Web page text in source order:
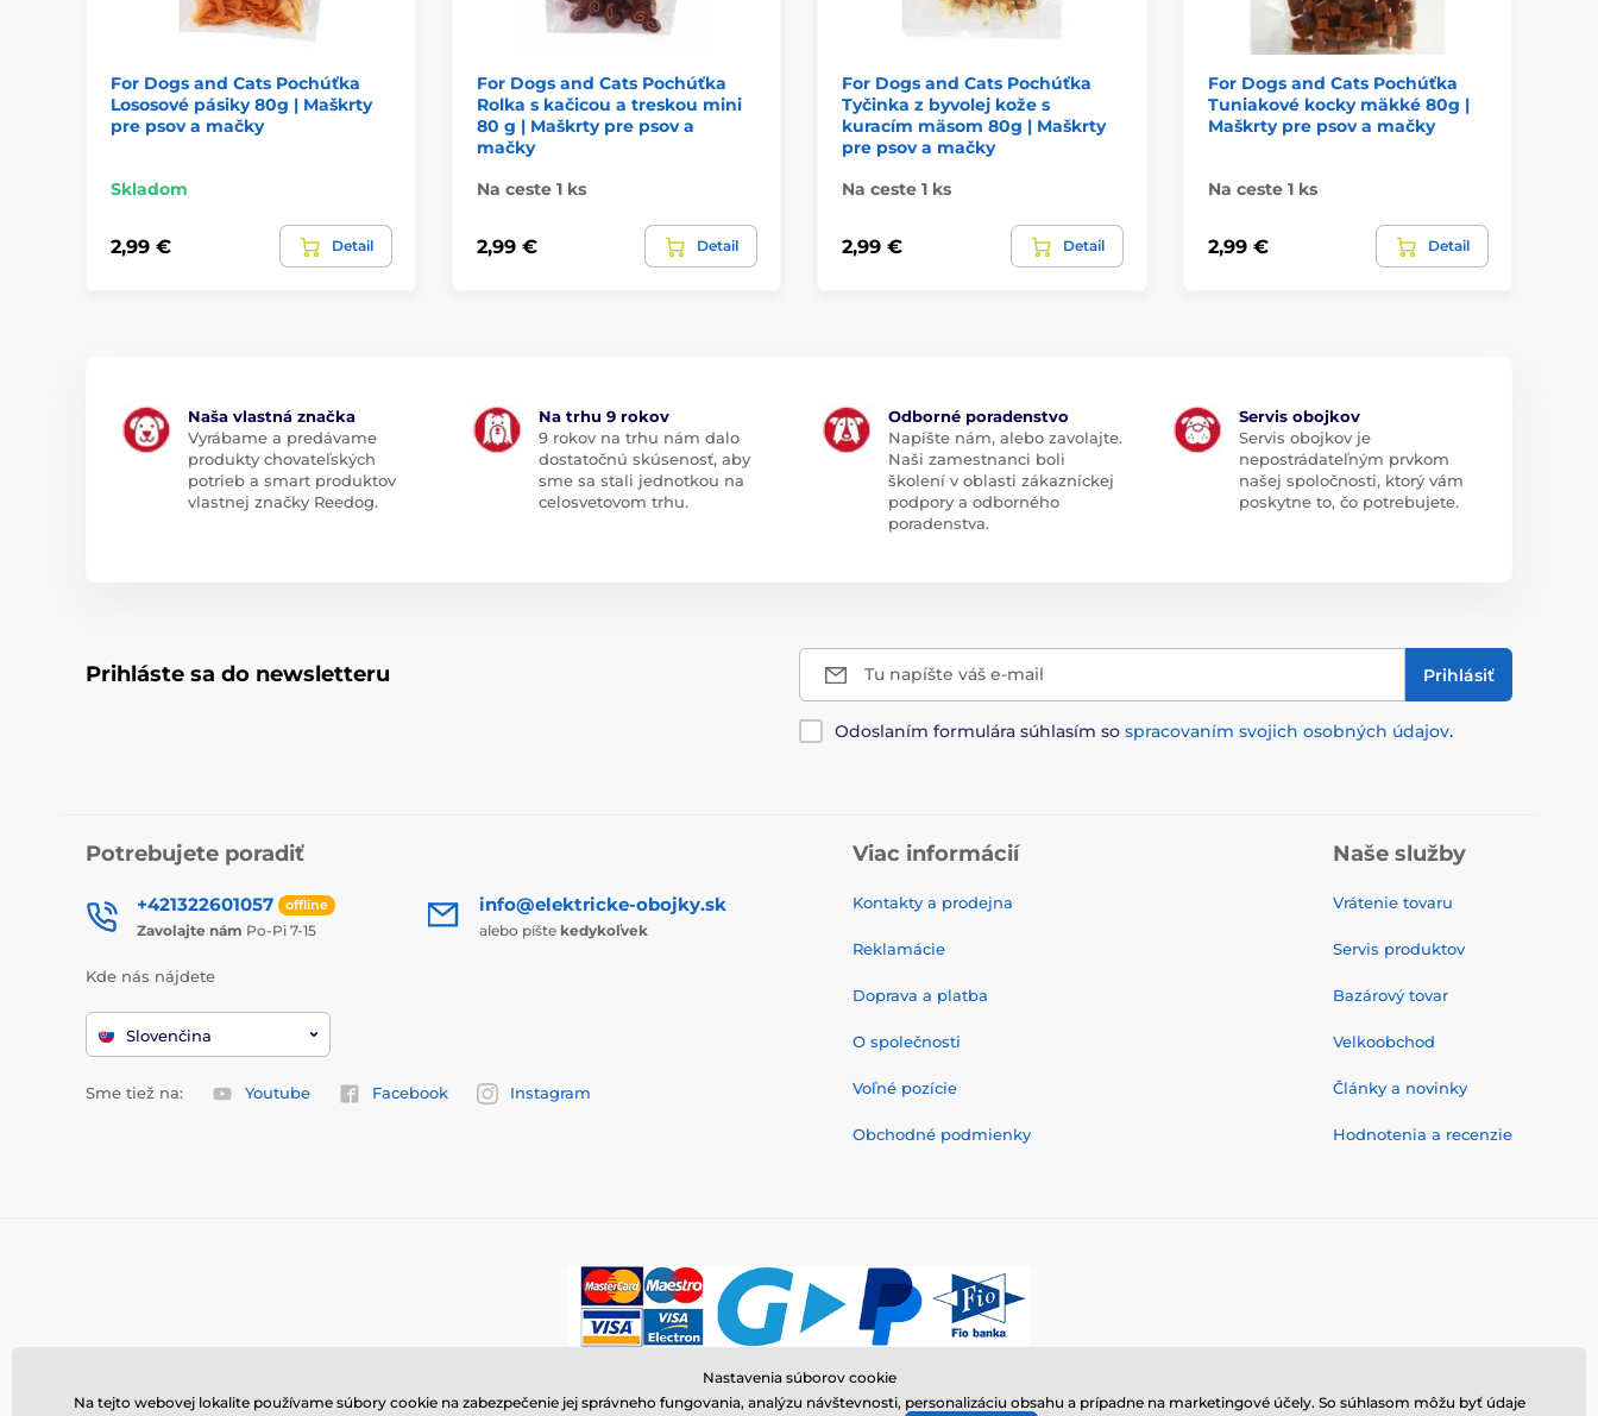
For Dogs and Cats Pochúťka
Lososové pásiky 80g | Maškrty
pre psov a mačky
Skladom
2,99 € Detail
For Dogs and Cats Pochúťka
Rolka s kačicou a treskou mini
80 g | Maškrty pre psov a
mačky
Na ceste 1 ks
2,99 € Detail
For Dogs and Cats Pochúťka
Tyčinka z byvolej kože s
kuracím mäsom 80g | Maškrty
pre psov a mačky
Na ceste 1 ks
2,99 € Detail
For Dogs and Cats Pochúťka
Tuniakové kocky mäkké 80g |
Maškrty pre psov a mačky
Na ceste 1 ks
2,99 € Detail
Naša vlastná značka
Vyrábame a predávame
produkty chovateľských
potrieb a smart produktov
vlastnej značky Reedog.
Na trhu 9 rokov
9 rokov na trhu nám dalo
dostatočnú skúsenosť, aby
sme sa stali jednotkou na
celosvetovom trhu.
Odborné poradenstvo
Napíšte nám, alebo zavolajte.
Naši zamestnanci boli
školení v oblasti zákazníckej
podpory a odborného
poradenstva.
Servis obojkov
Servis obojkov je
nepostrádateľným prvkom
našej spoločnosti, ktorý vám
poskytne to, čo potrebujete.
Prihláste sa do newsletteru Tu napíšte váš e-mail Prihlásiť
Odoslaním formulára súhlasím so spracovaním svojich osobných údajov.
Potrebujete poradiť
+421322601057 offline
Zavolajte nám Po-Pi 7-15
info@elektricke-obojky.sk
alebo píšte kedykoľvek
Kde nás nájdete
Slovenčina
Sme tiež na: Youtube Facebook Instagram
Viac informácií
Kontakty a prodejna
Reklamácie
Doprava a platba
O společnosti
Voľné pozície
Obchodné podmienky
Naše služby
Vrátenie tovaru
Servis produktov
Bazárový tovar
Velkoobchod
Články a novinky
Hodnotenia a recenzie
© 2026 www.elektricke-obojky.sk ⦁ E-shop vytvorila
Nastavenia súborov cookie
Na tejto webovej lokalite používame súbory cookie na zabezpečenie jej správneho fungovania, analýzu návštevnosti, personalizáciu obsahu a prípadne na marketingové účely. So súhlasom môžu byť údaje